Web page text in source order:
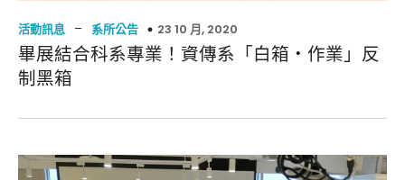
活動訊息 – 系所公告 23 10 月, 2020
畢展結合科系專業！資傳系「白箱‧作業」反
制黑箱